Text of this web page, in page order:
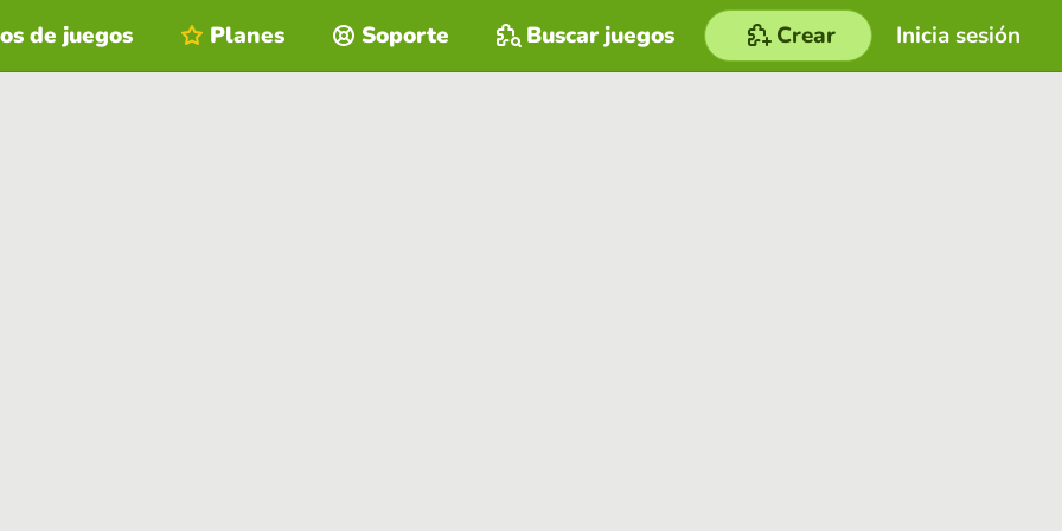
Inicia sesión
de juegos Planes Soporte Buscar juegos Crear